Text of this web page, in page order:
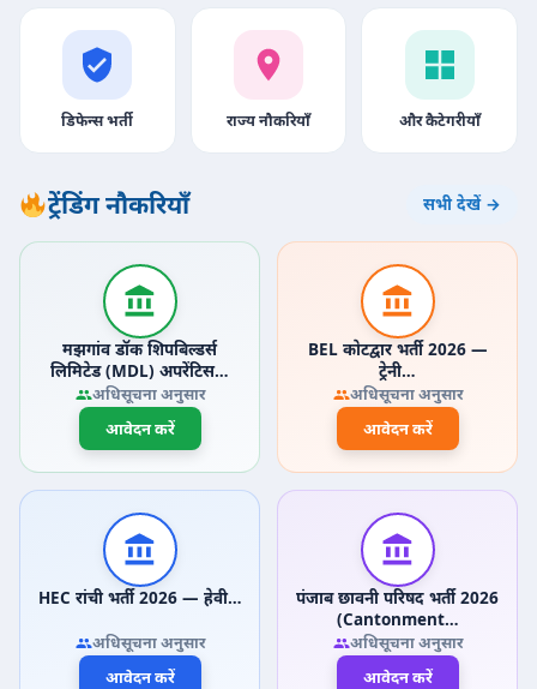
डिफेन्स भर्ती राज्य नौकरियाँ और कैटेगरीयाँ
ट्रेंडिंग नौकरियाँ सभी देखें →
मझगांव डॉक शिपबिल्डर्स
लिमिटेड (MDL) अपरेंटिस…
अधिसूचना अनुसार
आवेदन करें
BEL कोटद्वार भर्ती 2026 —
ट्रेनी…
अधिसूचना अनुसार
आवेदन करें
HEC रांची भर्ती 2026 — हेवी…
अधिसूचना अनुसार
आवेदन करें
पंजाब छावनी परिषद भर्ती 2026
(Cantonment…
अधिसूचना अनुसार
आवेदन करें